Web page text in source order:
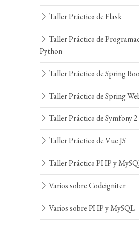
Taller Práctico de Flask
Taller Práctico de
Python
Taller Práctico de Spring
Taller Práctico de Spring
Taller Práctico de Symfony 2
Taller Práctico de Vue JS
Taller Práctico PHP y
Varios sobre Codeigniter
Varios sobre PHP y MySQL